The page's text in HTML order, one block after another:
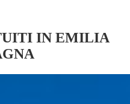
IN EMILIA